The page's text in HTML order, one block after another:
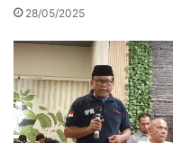
28/05/2025